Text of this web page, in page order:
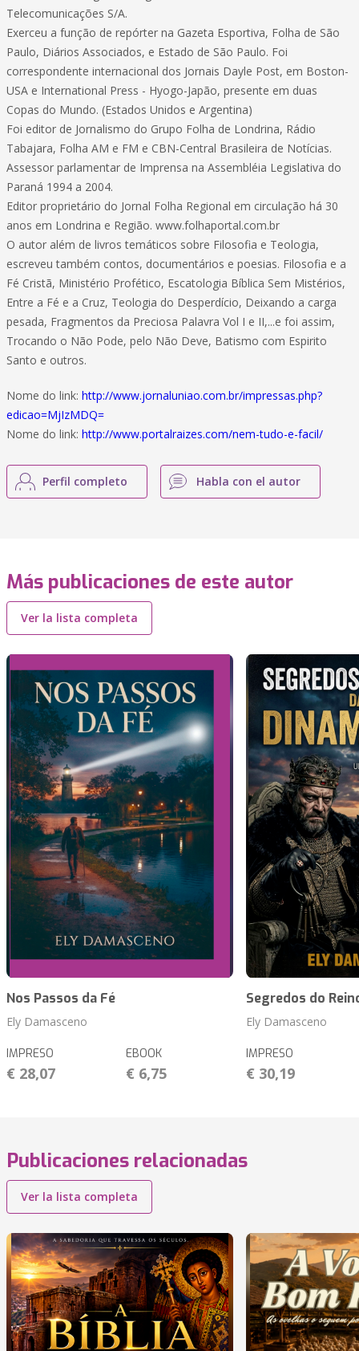
Telecomunicações S/A.
Exerceu a função de repórter na Gazeta Esportiva, Folha de São
Paulo, Diários Associados, e Estado de São Paulo. Foi
correspondente internacional dos Jornais Dayle Post, em Boston-
USA e International Press - Hyogo-Japão, presente em duas
Copas do Mundo. (Estados Unidos e Argentina)
Foi editor de Jornalismo do Grupo Folha de Londrina, Rádio
Tabajara, Folha AM e FM e CBN-Central Brasileira de Notícias.
Assessor parlamentar de Imprensa na Assembléia Legislativa do
Paraná 1994 a 2004.
Editor proprietário do Jornal Folha Regional em circulação há 30
anos em Londrina e Região. www.folhaportal.com.br
O autor além de livros temáticos sobre Filosofia e Teologia,
escreveu também contos, documentários e poesias. Filosofia e a
Fé Cristã, Ministério Profético, Escatologia Bíblica Sem Mistérios,
Entre a Fé e a Cruz, Teologia do Desperdício, Deixando a carga
pesada, Fragmentos da Preciosa Palavra Vol I e II,...e foi assim,
Trocando o Não Pode, pelo Não Deve, Batismo com Espirito
Santo e outros.
Nome do link: http://www.jornaluniao.com.br/impressas.php?
edicao=MjIzMDQ=
Nome do link: http://www.portalraizes.com/nem-tudo-e-facil/
Perfil completo Habla con el autor
Más publicaciones de este autor
Ver la lista completa
Nos Passos da Fé
Ely Damasceno
IMPRESO
€ 28,07
EBOOK
€ 6,75
Segredos do
Ely Damasceno
IMPRESO
€ 30,19
Publicaciones relacionadas
Ver la lista completa